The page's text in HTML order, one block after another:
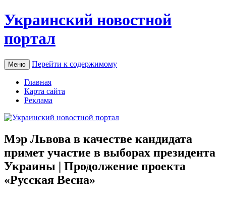
Украинский новостной
портал
Меню Перейти к содержимому
Главная
Карта сайта
Реклама
Мэр Львова в качестве кандидата
примет участие в выборах президента
Украины | Продолжение проекта
«Русская Весна»